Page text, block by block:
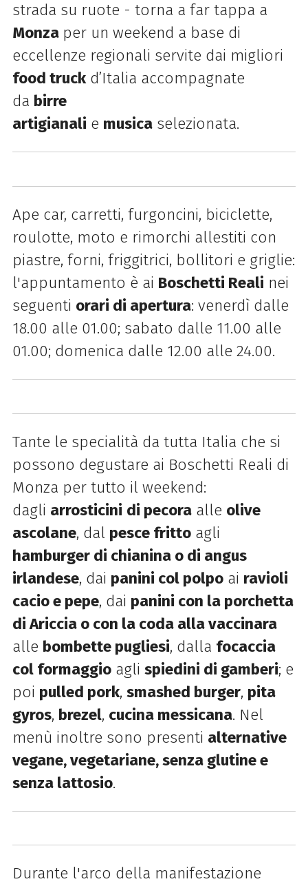
strada su ruote - torna a far tappa a
Monza per un weekend a base di
eccellenze regionali servite dai migliori
food truckd’Italia accompagnate
da birre
artigianali e musicaselezionata.
Ape car, carretti, furgoncini, biciclette,
roulotte, moto e rimorchi allestiti con
piastre, forni, friggitrici, bollitori e griglie:
l'appuntamento è ai Boschetti Reali nei
seguenti orari di apertura: venerdì dalle
18.00 alle 01.00; sabato dalle 11.00 alle
01.00; domenica dalle 12.00 alle 24.00.
Tante le specialità da tutta Italia che si
possono degustare ai Boschetti Reali di
Monza per tutto il weekend:
dagli arrosticini di pecoraalle olive
ascolane, dal pesce frittoagli
hamburger di chianina o di angus
irlandese, dai panini col polpoai ravioli
cacio e pepe, dai panini con la porchetta
di Ariccia o con la coda alla vaccinara
alle bombette pugliesi, dalla focaccia
col formaggioagli spiedini di gamberi; e
poi pulled pork, smashed burger, pita
gyros, brezel, cucina messicana. Nel
menù inoltre sono presenti alternative
vegane, vegetariane, senza glutine e
senza lattosio.
Durante l'arco della manifestazione